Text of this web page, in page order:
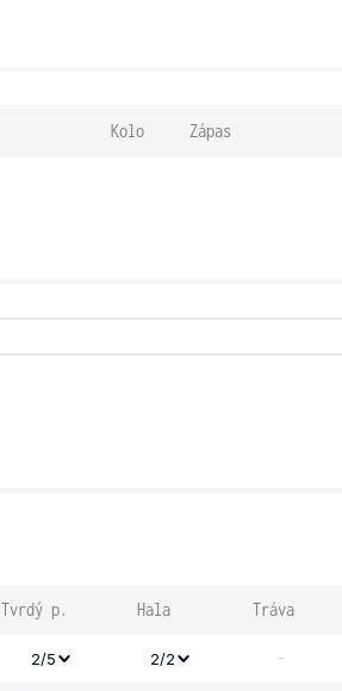
Kolo Zápas
Tvrdý p. Hala Tráva
2/5 2/2 -